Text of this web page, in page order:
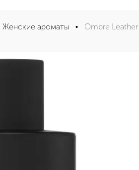
Женские ароматы • Ombre